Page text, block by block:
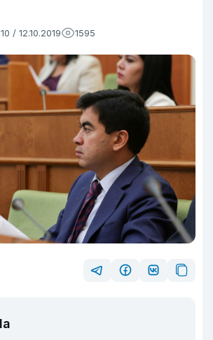
/ 12.10.2019 1595